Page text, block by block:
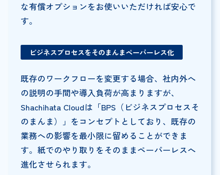
な有償オプションをお使いいただければ安心で
す。
ビジネスプロセスをそのまんまペーパーレス化
既存のワークフローを変更する場合、社内外へ
の説明の手間や導入負荷が高まりますが、
Shachihata Cloudは「BPS（ビジネスプロセスそ
のまんま）」をコンセプトとしており、既存の
業務への影響を最小限に留めることができま
す。紙でのやり取りをそのままペーパーレスへ
進化させられます。